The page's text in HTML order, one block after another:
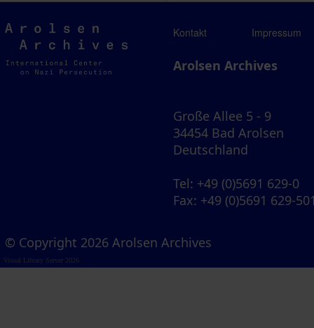
Arolsen
Archives
Kontakt Impressum
Arolsen Archives
Große Allee 5 - 9
34454 Bad Arolsen
Deutschland
Tel: +49 (0)5691 629-0
Fax: +49 (0)5691 629-
© Copyright 2026 Arolsen Archives
Visual Library Server 2026